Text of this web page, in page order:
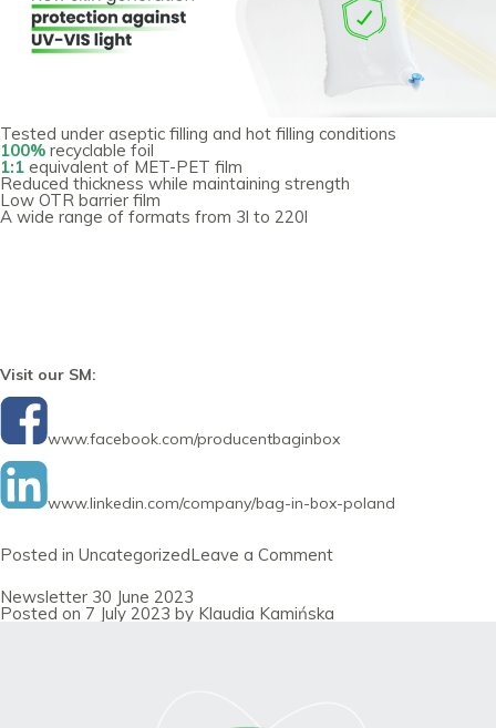
Tested under aseptic filling and hot filling conditions
100% recyclable foil
1:1 equivalent of MET-PET film
Reduced thickness while maintaining strength
Low OTR barrier film
A wide range of formats from 3l to 220l
Visit our SM:
www.facebook.com/producentbaginbox
www.linkedin.com/company/bag-in-box-poland
Posted in UncategorizedLeave a Commenton
2023
Newsletter 30 June 2023
Posted on 7 July 2023 by Klaudia Kamińska